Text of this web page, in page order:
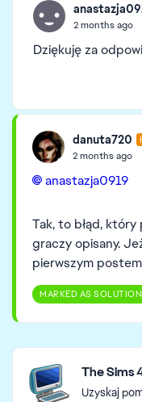
2 months ago
Dziękuję za
danuta720
2 months ago
anastazja0919​
Tak, to błąd, który
graczy opisany.
pierwszym
MARKED AS SOLUTION
Featured Places
The Sims
Uzyskaj